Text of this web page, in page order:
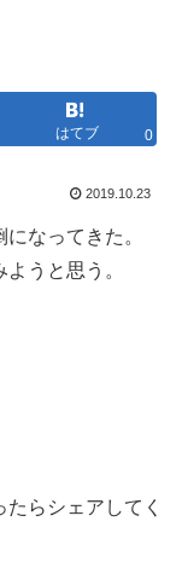
はてブ 0
2019.10.23
なってきた。
うと思う。
らシェアしてく